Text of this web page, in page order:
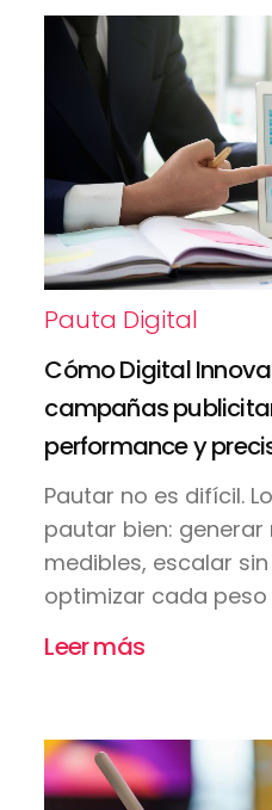
Pauta Digital
Cómo Digital
campañas
performance y
Pautar no es difícil.
pautar bien: generar
medibles, escalar
optimizar cada peso
Leer más